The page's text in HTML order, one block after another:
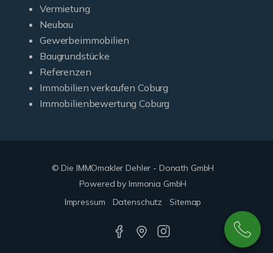
Vermietung
Neubau
Gewerbeimmobilien
Baugrundstücke
Referenzen
Immobilien verkaufen Coburg
Immobilienbewertung Coburg
© Die IMMOmakler Dehler - Donath GmbH
Powered by Immonia GmbH
Impressum
Datenschutz Sitemap